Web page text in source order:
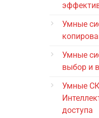
Умные
Умные
выбор и
Умные
доступа